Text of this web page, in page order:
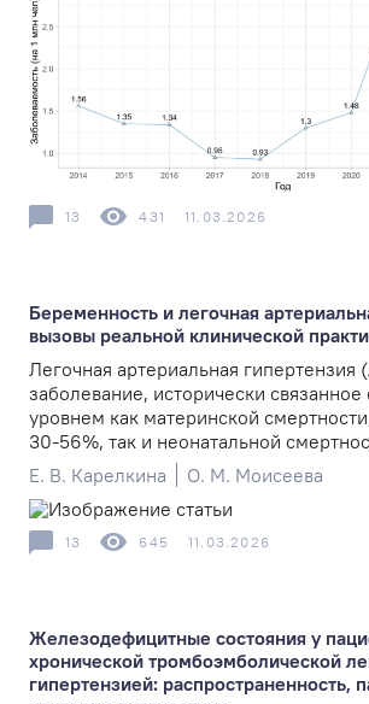
13 431 11.03.2026
Беременность и легочная
вызовы реальной клинической
Легочная артериальная
заболевание, исторически
уровнем как материнской
30-56%, так и неонатальной
Е. В. Карелкина
О. М. Моисеева
13 645 11.03.2026
Железодефицитные состояния у
хронической тромбоэмболической
гипертензией: распространенность,